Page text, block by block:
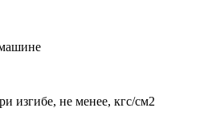
изгибе, не менее, кгс/см2